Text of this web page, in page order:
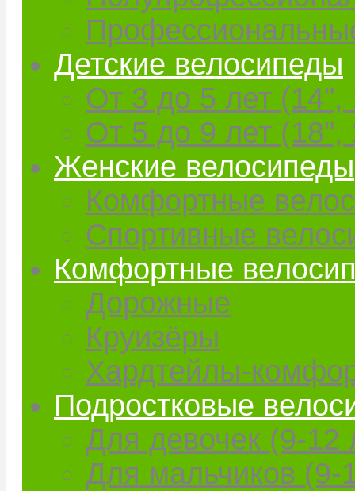
Детские велосипеды
От 3 до 5 лет (14",
От 5 до 9 лет (18",
Женские велосипеды
Комфортные
Спортивные
Комфортные
Дорожные
Круизёры
Хардтейлы-
Подростковые
Для девочек (9-12
Для мальчиков (9-